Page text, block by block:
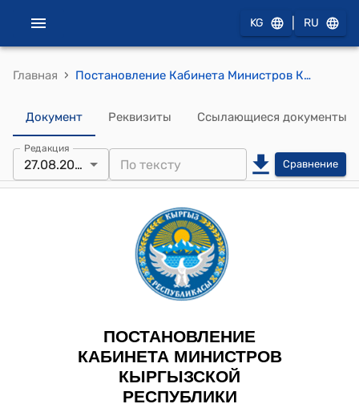
KG RU
Главная › Постановление Кабинета Министров КР от 27 августа 2024 года № 521 "О переводе (трансформации) земельного участка, расположенного на территории Манасского айылного аймака Сокулукского района Чуйской области Кыргызской Республики, из категории "Земли сельскохозяйственного назначения" в категорию "Земли промышленности, транспорта, связи, энергетики, обороны и иного назначения""
Документ Реквизиты Ссылающиеся документы
Редакция
27.08.2024 Сравнение